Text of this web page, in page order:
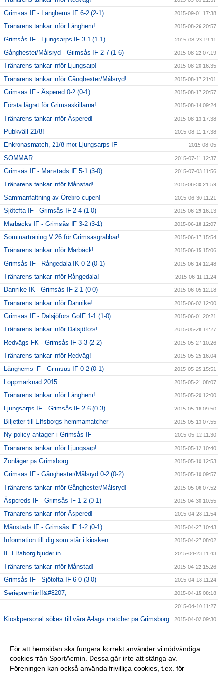
Grimsås IF - Länghems IF 6-2 (2-1) 2015-09-01 17:38
Tränarens tankar inför Länghem! 2015-08-26 20:57
Grimsås IF - Ljungsarps IF 3-1 (1-1) 2015-08-23 19:11
Gånghester/Målsryd - Grimsås IF 2-7 (1-6) 2015-08-22 07:19
Tränarens tankar inför Ljungsarp! 2015-08-20 16:35
Tränarens tankar inför Gånghester/Målsryd! 2015-08-17 21:01
Grimsås IF - Äspered 0-2 (0-1) 2015-08-17 20:57
Första lägret för Grimsåskillarna! 2015-08-14 09:24
Tränarens tankar inför Äspered! 2015-08-13 17:38
Pubkväll 21/8! 2015-08-11 17:38
Enkronasmatch, 21/8 mot Ljungsarps IF 2015-08-05
SOMMAR 2015-07-11 12:37
Grimsås IF - Månstads IF 5-1 (3-0) 2015-07-03 11:56
Tränarens tankar inför Månstad! 2015-06-30 21:59
Sammanfattning av Örebro cupen! 2015-06-30 11:21
Sjötofta IF - Grimsås IF 2-4 (1-0) 2015-06-29 16:13
Marbäcks IF - Grimsås IF 3-2 (3-1) 2015-06-18 12:07
Sommarträning V 26 för Grimsåsgrabbar! 2015-06-17 15:54
Tränarens tankar inför Marbäck! 2015-06-15 15:06
Grimsås IF - Rångedala IK 0-2 (0-1) 2015-06-14 12:48
Tränarens tankar inför Rångedala! 2015-06-11 11:24
Dannike IK - Grimsås IF 2-1 (0-0) 2015-06-05 12:18
Tränarens tankar inför Dannike! 2015-06-02 12:00
Grimsås IF - Dalsjöfors GoIF 1-1 (1-0) 2015-06-01 20:21
Tränarens tankar inför Dalsjöfors! 2015-05-28 14:27
Redvägs FK - Grimsås IF 3-3 (2-2) 2015-05-27 10:26
Tränarens tankar inför Redväg! 2015-05-25 16:04
Länghems IF - Grimsås IF 0-2 (0-1) 2015-05-25 15:51
Loppmarknad 2015 2015-05-21 08:07
Tränarens tankar inför Länghem! 2015-05-20 12:00
Ljungsarps IF - Grimsås IF 2-6 (0-3) 2015-05-16 09:50
Biljetter till Elfsborgs hemmamatcher 2015-05-13 07:55
Ny policy antagen i Grimsås IF 2015-05-12 11:30
Tränarens tankar inför Ljungsarp! 2015-05-12 10:40
Zonläger på Grimsborg 2015-05-10 12:53
Grimsås IF - Gånghester/Målsryd 0-2 (0-2) 2015-05-10 09:57
Tränarens tankar inför Gånghester/Målsryd! 2015-05-06 07:52
Äspereds IF - Grimsås IF 1-2 (0-1) 2015-04-30 10:55
Tränarens tankar inför Äspered! 2015-04-28 11:54
Månstads IF - Grimsås IF 1-2 (0-1) 2015-04-27 10:43
Information till dig som står i kiosken 2015-04-27 08:02
IF Elfsborg bjuder in 2015-04-23 11:43
Tränarens tankar inför Månstad! 2015-04-22 15:26
Grimsås IF - Sjötofta IF 6-0 (3-0) 2015-04-18 11:24
Seriepremiär!!&#8207; 2015-04-15 08:18
2015-04-10 11:27
Kioskpersonal sökes till våra A-lags matcher på Grimsborg 2015-04-02 09:30
Bli medlem 2015 2015-02-19 12:29
Städdag på Grimsborg 2015-02-19 12:28
Test, uppbyggnad 2015-02-05 15:55
För att hemsidan ska fungera korrekt använder vi nödvändiga
cookies från SportAdmin. Dessa går inte att stänga av.
Föreningen kan också använda frivilliga cookies, t.ex. för